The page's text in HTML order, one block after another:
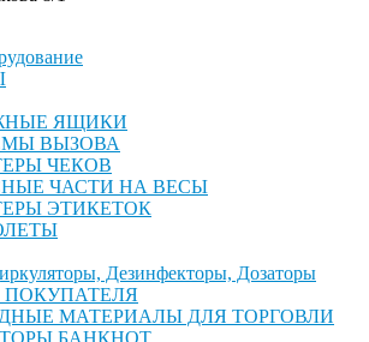
ЯЩИКИ
ВЫЗОВА
ЧЕКОВ
ЧАСТИ НА ВЕСЫ
ЭТИКЕТОК
Дезинфекторы, Дозаторы
ПОКУПАТЕЛЯ
МАТЕРИАЛЫ ДЛЯ ТОРГОВЛИ
БАНКНОТ